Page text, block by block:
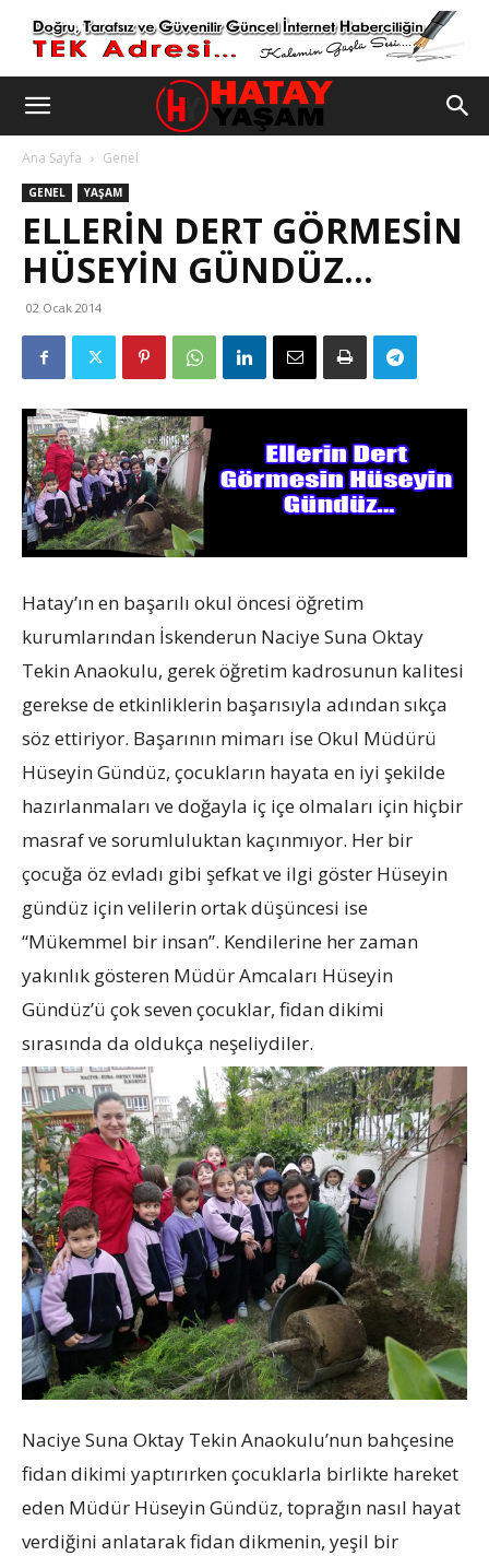
Ana Sayfa Genel
GENEL YAŞAM
ELLERIN DERT GÖRMESIN
HÜSEYIN GÜNDÜZ…
02 Ocak 2014
Hatay’ın en başarılı okul öncesi öğretim
kurumlarından İskenderun Naciye Suna Oktay
Tekin Anaokulu, gerek öğretim kadrosunun kalitesi
gerekse de etkinliklerin başarısıyla adından sıkça
söz ettiriyor. Başarının mimarı ise Okul Müdürü
Hüseyin Gündüz, çocukların hayata en iyi şekilde
hazırlanmaları ve doğayla iç içe olmaları için hiçbir
masraf ve sorumluluktan kaçınmıyor. Her bir
çocuğa öz evladı gibi şefkat ve ilgi göster Hüseyin
gündüz için velilerin ortak düşüncesi ise
“Mükemmel bir insan”. Kendilerine her zaman
yakınlık gösteren Müdür Amcaları Hüseyin
Gündüz’ü çok seven çocuklar, fidan dikimi
sırasında da oldukça neşeliydiler.
Naciye Suna Oktay Tekin Anaokulu’nun bahçesine
fidan dikimi yaptırırken çocuklarla birlikte hareket
eden Müdür Hüseyin Gündüz, toprağın nasıl hayat
verdiğini anlatarak fidan dikmenin, yeşil bir